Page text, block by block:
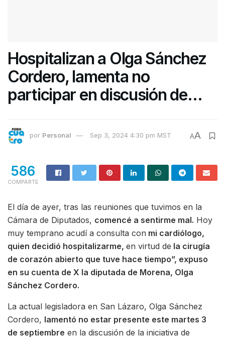
Hospitalizan a Olga Sánchez
Cordero, lamenta no
participar en discusión de
por Personal Sep 3, 2024 4:30 pm MST AA
586
COMPARTE
El día de ayer, tras las reuniones que tuvimos en la
Cámara de Diputados, comencé a sentirme mal. Hoy
muy temprano acudí a consulta con mi cardiólogo,
quien decidió hospitalizarme, en virtud de la cirugía
de corazón abierto que tuve hace tiempo”, expuso
en su cuenta de X la diputada de Morena, Olga
Sánchez Cordero.
La actual legisladora en San Lázaro, Olga Sánchez
Cordero, lamentó no estar presente este martes 3
de septiembre en la discusión de la iniciativa de